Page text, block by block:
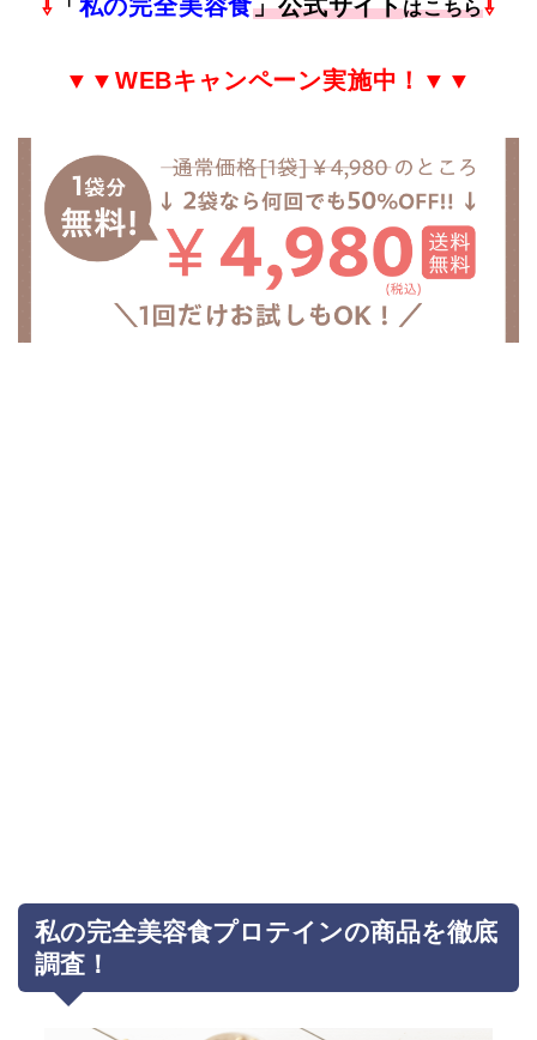
⇩ 「 私の完全美容食」公式サイトはこちら⇩
▼▼ WEBキャンペーン実施中！▼▼
私の完全美容食プロテインの商品を徹底
調査！